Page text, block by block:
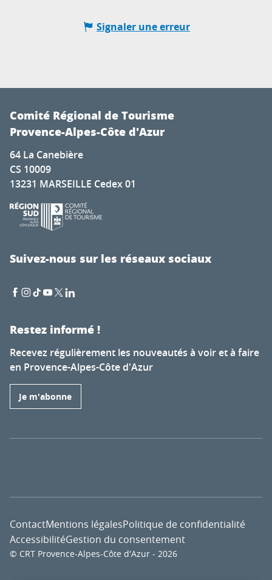
Signaler une erreur
Comité Régional de Tourisme
Provence-Alpes-Côte d'Azur
64 La Canebière
CS 10009
13231 MARSEILLE Cedex 01
Suivez-nous sur les réseaux sociaux
Restez informé !
Recevez régulièrement les nouveautés à voir et à faire
en Provence-Alpes-Côte d'Azur
Je m'abonne
© CRT Provence-Alpes-Côte d'Azur - 2026
ContactMentions légalesPolitique de confidentialité
AccessibilitéGestion du consentement